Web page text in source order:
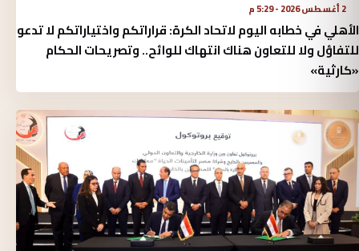
2 أغسطس 2026 - 5:29 م
الأهلي في خطابه اليوم لاتحاد الكرة:‏ قراراتكم واختياراتكم لا تدعو
للتفاؤل ولا للتعاون هناك انتهاك للوائح.. وتصريحات الحكام
«كارثية»‏